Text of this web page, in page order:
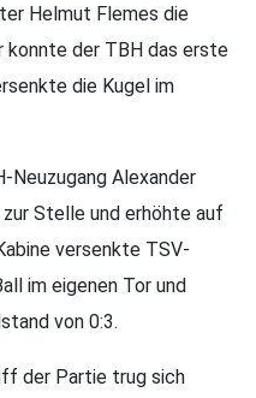
Helmut Flemes die
konnte der TBH das erste
die Kugel im
Neuzugang Alexander
Stelle und erhöhte auf
versenkte TSV-
im eigenen Tor und
von 0:3.
der Partie trug sich